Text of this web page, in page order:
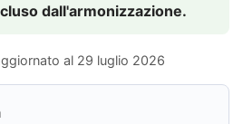
dall'armonizzazione.
al 29 luglio 2026